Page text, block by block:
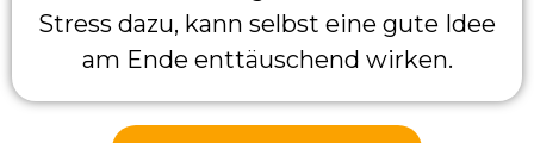
Stress dazu, kann selbst eine gute Idee
am Ende enttäuschend wirken.